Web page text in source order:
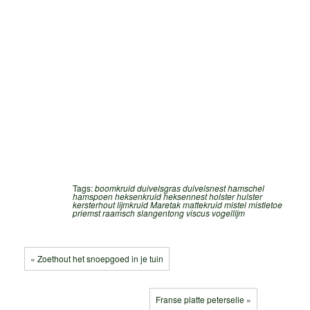
Tags:boomkruidduivelsgrasduivelsnesthamschel
hamspoenheksenkruidheksennestholsterhulster
kersterhoutlijmkruidMaretakmattekruidmistelmistletoe
priemstraamschslangentong viscus vogellijm
« Zoethout het snoepgoed in je tuin
Franse platte peterselie »